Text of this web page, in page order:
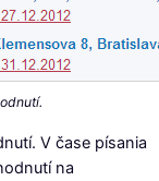
V čase písania
na